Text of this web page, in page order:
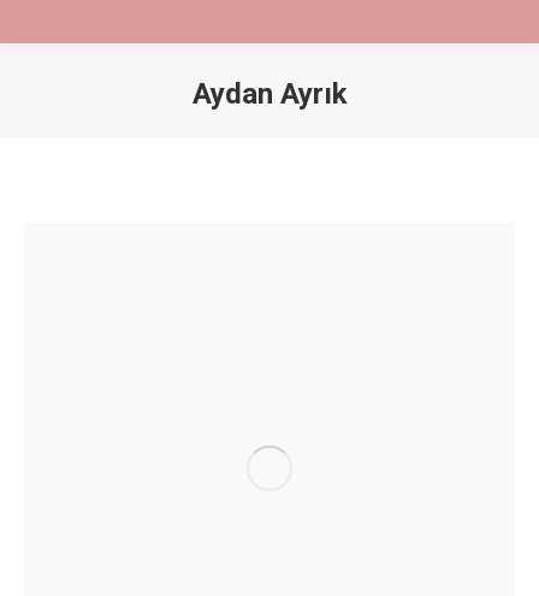
Aydan Ayrık